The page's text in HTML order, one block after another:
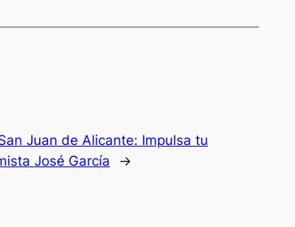
Juan de Alicante: Impulsa tu
José García
→